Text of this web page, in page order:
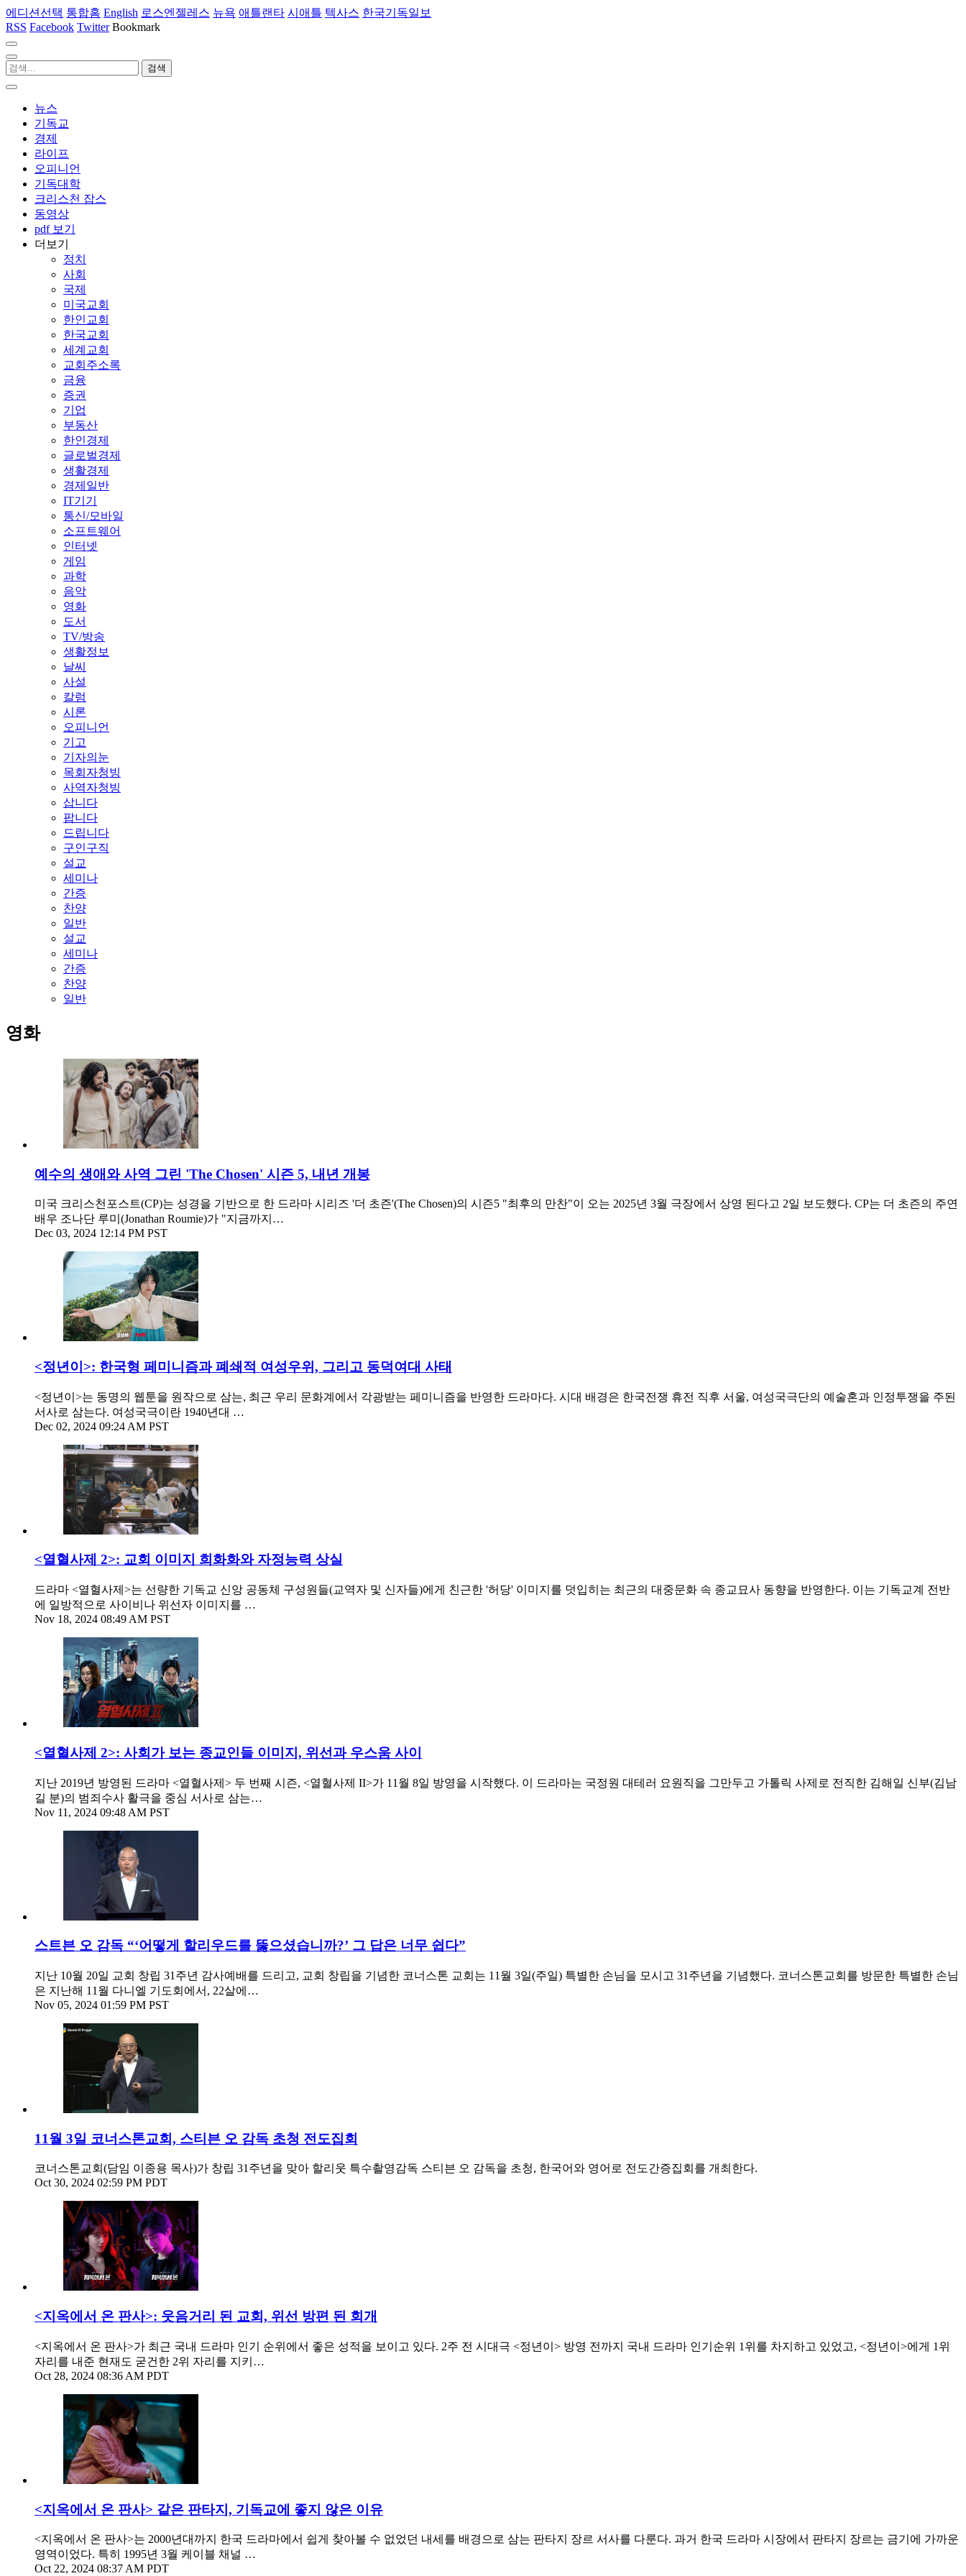
에디션선택 통합홈 English 로스엔젤레스 뉴욕 애틀랜타 시애틀 텍사스 한국기독일보
RSS Facebook Twitter Bookmark
뉴스
기독교
경제
라이프
오피니언
기독대학
크리스천 잡스
동영상
pdf 보기
더보기
정치
사회
국제
미국교회
한인교회
한국교회
세계교회
교회주소록
금융
증권
기업
부동산
한인경제
글로벌경제
생활경제
경제일반
IT기기
통신/모바일
소프트웨어
인터넷
게임
과학
음악
영화
도서
TV/방송
생활정보
날씨
사설
칼럼
시론
오피니언
기고
기자의눈
목회자청빙
사역자청빙
삽니다
팝니다
드립니다
구인구직
설교
세미나
간증
찬양
일반
설교
세미나
간증
찬양
일반
영화
예수의 생애와 사역 그린 'The Chosen' 시즌 5, 내년 개봉
미국 크리스천포스트(CP)는 성경을 기반으로 한 드라마 시리즈 '더 초즌'(The Chosen)의 시즌5 "최후의 만찬"이 오는 2025년 3월 극장에서 상영 된다고 2일 보도했다. CP는 더 초즌의 주연
배우 조나단 루미(Jonathan Roumie)가 "지금까지…
Dec 03, 2024 12:14 PM PST
<정년이>: 한국형 페미니즘과 폐쇄적 여성우위, 그리고 동덕여대 사태
<정년이>는 동명의 웹툰을 원작으로 삼는, 최근 우리 문화계에서 각광받는 페미니즘을 반영한 드라마다. 시대 배경은 한국전쟁 휴전 직후 서울, 여성국극단의 예술혼과 인정투쟁을 주된
서사로 삼는다. 여성국극이란 1940년대 …
Dec 02, 2024 09:24 AM PST
<열혈사제 2>: 교회 이미지 희화화와 자정능력 상실
드라마 <열혈사제>는 선량한 기독교 신앙 공동체 구성원들(교역자 및 신자들)에게 친근한 '허당' 이미지를 덧입히는 최근의 대중문화 속 종교묘사 동향을 반영한다. 이는 기독교계 전반
에 일방적으로 사이비나 위선자 이미지를 …
Nov 18, 2024 08:49 AM PST
<열혈사제 2>: 사회가 보는 종교인들 이미지, 위선과 우스움 사이
지난 2019년 방영된 드라마 <열혈사제> 두 번째 시즌, <열혈사제 II>가 11월 8일 방영을 시작했다. 이 드라마는 국정원 대테러 요원직을 그만두고 가톨릭 사제로 전직한 김해일 신부(김남
길 분)의 범죄수사 활극을 중심 서사로 삼는…
Nov 11, 2024 09:48 AM PST
스트븐 오 감독 “‘어떻게 할리우드를 뚫으셨습니까?’ 그 답은 너무 쉽다”
지난 10월 20일 교회 창립 31주년 감사예배를 드리고, 교회 창립을 기념한 코너스톤 교회는 11월 3일(주일) 특별한 손님을 모시고 31주년을 기념했다. 코너스톤교회를 방문한 특별한 손님
은 지난해 11월 다니엘 기도회에서, 22살에…
Nov 05, 2024 01:59 PM PST
11월 3일 코너스톤교회, 스티븐 오 감독 초청 전도집회
코너스톤교회(담임 이종용 목사)가 창립 31주년을 맞아 할리웃 특수촬영감독 스티븐 오 감독을 초청, 한국어와 영어로 전도간증집회를 개최한다.
Oct 30, 2024 02:59 PM PDT
<지옥에서 온 판사>: 웃음거리 된 교회, 위선 방편 된 회개
<지옥에서 온 판사>가 최근 국내 드라마 인기 순위에서 좋은 성적을 보이고 있다. 2주 전 시대극 <정년이> 방영 전까지 국내 드라마 인기순위 1위를 차지하고 있었고, <정년이>에게 1위
자리를 내준 현재도 굳건한 2위 자리를 지키…
Oct 28, 2024 08:36 AM PDT
<지옥에서 온 판사> 같은 판타지, 기독교에 좋지 않은 이유
<지옥에서 온 판사>는 2000년대까지 한국 드라마에서 쉽게 찾아볼 수 없었던 내세를 배경으로 삼는 판타지 장르 서사를 다룬다. 과거 한국 드라마 시장에서 판타지 장르는 금기에 가까운
영역이었다. 특히 1995년 3월 케이블 채널 …
Oct 22, 2024 08:37 AM PDT